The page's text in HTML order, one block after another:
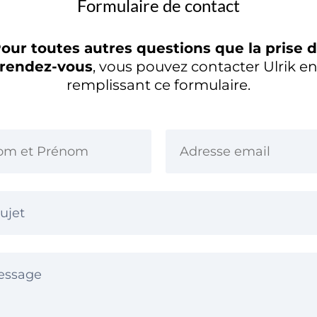
Formulaire de contact
toutes autres questions que la prise
vous, vous pouvez contacter Ulrik en
remplissant ce formulaire.